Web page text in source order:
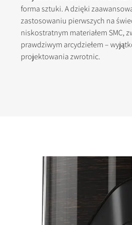
forma sztuki. A dzięki
zastosowaniu pierwszych na
niskostratnym materiałem SMC,
prawdziwym arcydziełem –
projektowania zwrotnic.